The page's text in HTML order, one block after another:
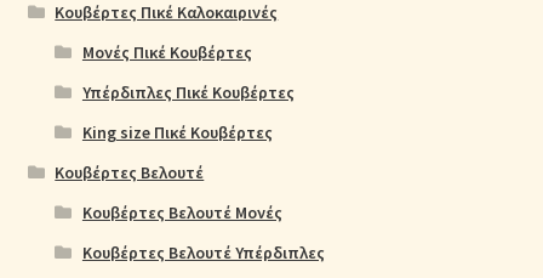
Κουβέρτες Πικέ Καλοκαιρινές
Μονές Πικέ Κουβέρτες
Υπέρδιπλες Πικέ Κουβέρτες
King size Πικέ Κουβέρτες
Κουβέρτες Βελουτέ
Κουβέρτες Βελουτέ Μονές
Κουβέρτες Βελουτέ Υπέρδιπλες